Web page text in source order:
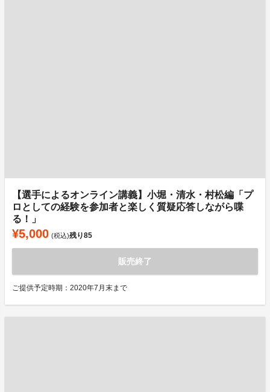
【選手によるオンライン講義】小堀・清水・村松編「プ
ロとしての経験を参加者と楽しく質疑応答しながら喋
る！」
¥5,000 (税込)残り85
販売終了
ご提供予定時期：2020年7月末まで